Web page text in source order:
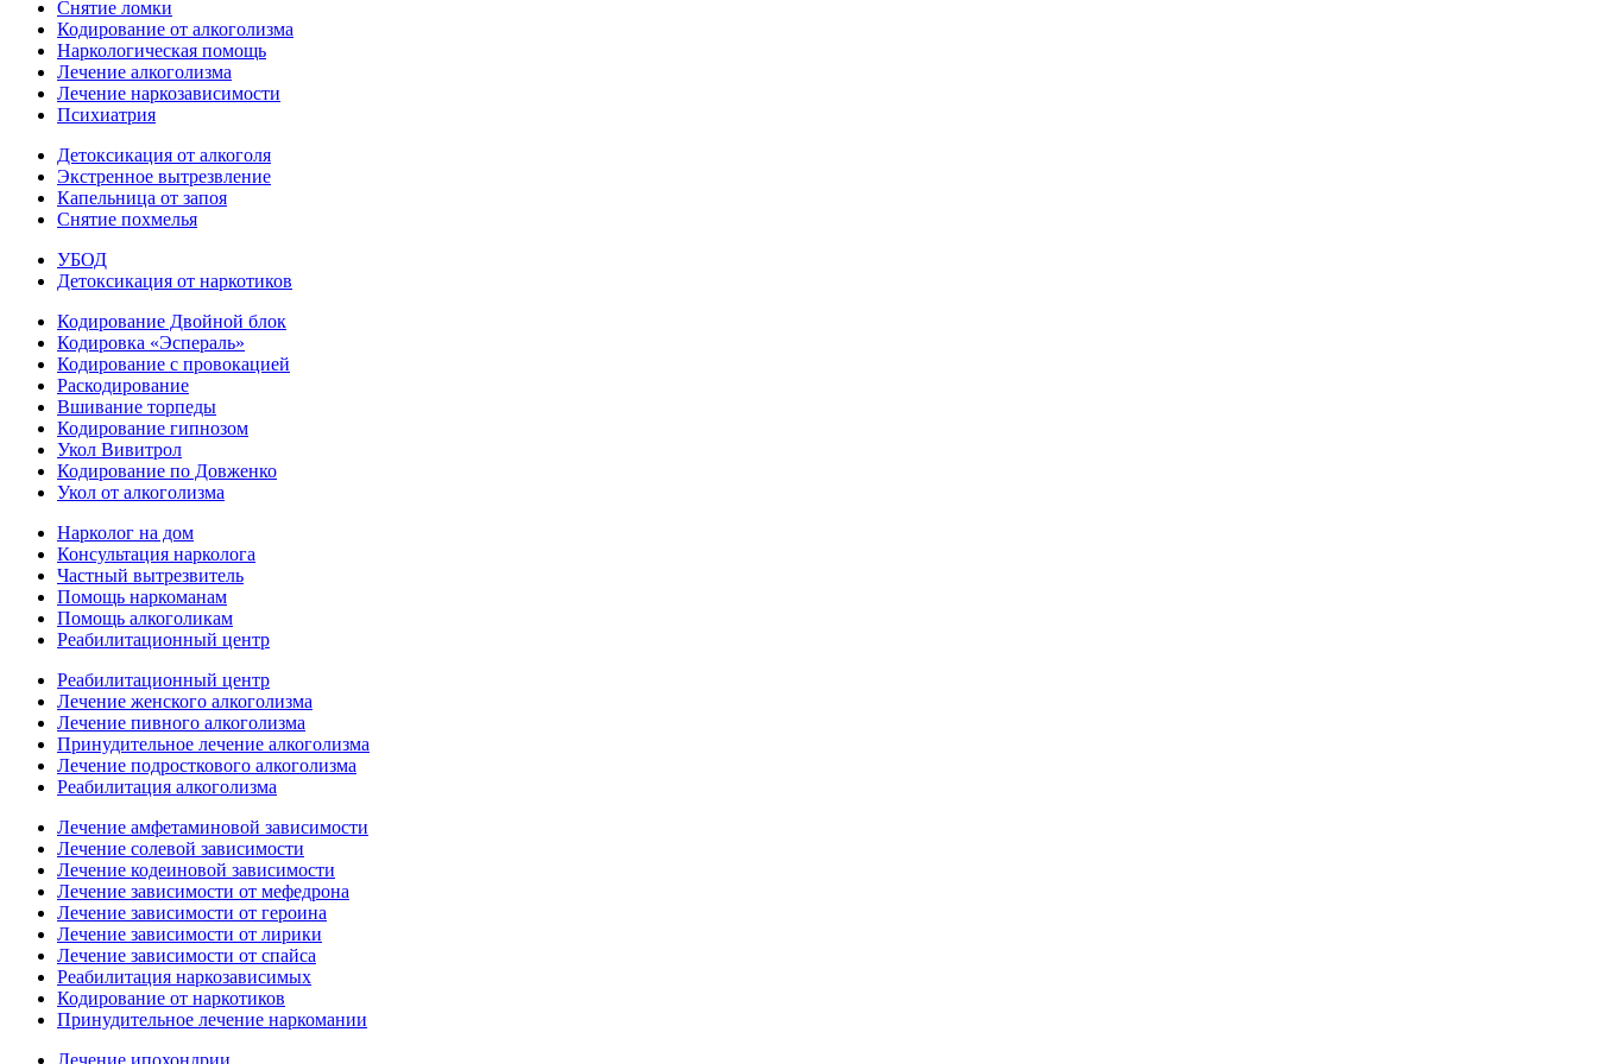
Снятие ломки
Кодирование от алкоголизма
Наркологическая помощь
Лечение алкоголизма
Лечение наркозависимости
Психиатрия
Детоксикация от алкоголя
Экстренное вытрезвление
Капельница от запоя
Снятие похмелья
УБОД
Детоксикация от наркотиков
Кодирование Двойной блок
Кодировка «Эспераль»
Кодирование с провокацией
Раскодирование
Вшивание торпеды
Кодирование гипнозом
Укол Вивитрол
Кодирование по Довженко
Укол от алкоголизма
Нарколог на дом
Консультация нарколога
Частный вытрезвитель
Помощь наркоманам
Помощь алкоголикам
Реабилитационный центр
Реабилитационный центр
Лечение женского алкоголизма
Лечение пивного алкоголизма
Принудительное лечение алкоголизма
Лечение подросткового алкоголизма
Реабилитация алкоголизма
Лечение амфетаминовой зависимости
Лечение солевой зависимости
Лечение кодеиновой зависимости
Лечение зависимости от мефедрона
Лечение зависимости от героина
Лечение зависимости от лирики
Лечение зависимости от спайса
Реабилитация наркозависимых
Кодирование от наркотиков
Принудительное лечение наркомании
Лечение ипохондрии